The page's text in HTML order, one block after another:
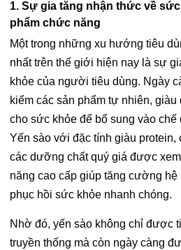
1. Sự gia tăng nhận thức về
phẩm chức năng
Một trong những xu hướng tiêu
nhất trên thế giới hiện nay là sự
khỏe của người tiêu dùng. Ngày
kiếm các sản phẩm tự nhiên,
cho sức khỏe để bổ sung vào chế
Yến sào với đặc tính giàu protein,
các dưỡng chất quý giá được
năng cao cấp giúp tăng cường hệ
phục hồi sức khỏe nhanh chóng.
Nhờ đó, yến sào không chỉ được
truyền thống mà còn ngày càng